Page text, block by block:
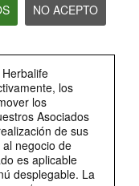
NO ACEPTO
los
los
Asociados
de sus
negocio de
es aplicable
desplegable. La
2:20